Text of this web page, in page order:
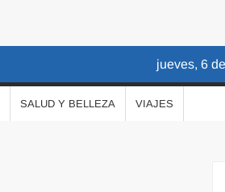
jueves, 6
SALUD Y BELLEZA VIAJES